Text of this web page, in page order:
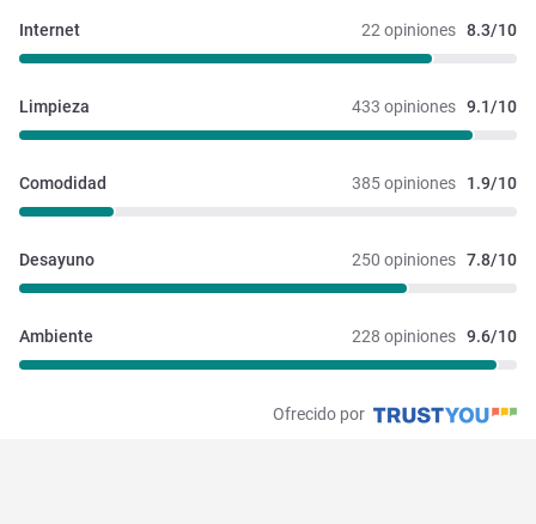
22 opiniones 8.3/10
Internet
433 opiniones 9.1/10
Limpieza
385 opiniones 1.9/10
Comodidad
250 opiniones 7.8/10
Desayuno
228 opiniones 9.6/10
Ambiente
Ofrecido por